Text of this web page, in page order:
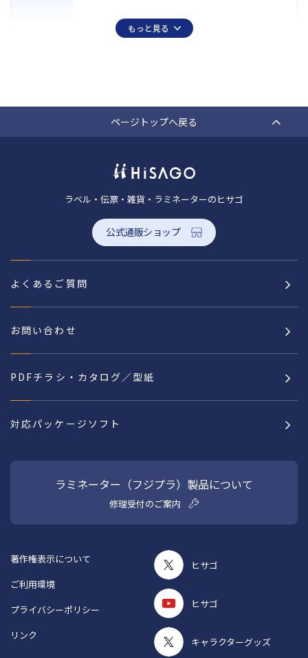
もっと見る
ページトップへ戻る
ラベル・伝票・雑貨・ラミネーターのヒサゴ
公式通販ショップ
よくあるご質問
お問い合わせ
PDFチラシ・カタログ／型紙
対応パッケージソフト
ラミネーター（フジプラ）製品について
修理受付のご案内
ヒサゴ
ヒサゴ
キャラクターグッズ
著作権表示について
ご利用環境
プライバシーポリシー
リンク